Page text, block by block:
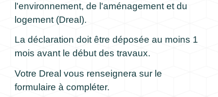
l'environnement, de l'aménagement et du
logement (Dreal).
La déclaration doit être déposée au moins 1
mois avant le début des travaux.
Votre Dreal vous renseignera sur le
formulaire à compléter.